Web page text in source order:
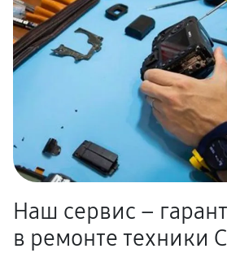
Наш сервис –
в ремонте техники